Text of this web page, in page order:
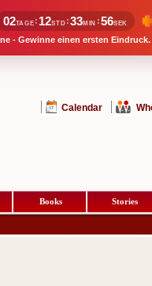
02TAGE : 12STD :33MIN :55SEK
- Gewinne einen ersten Eindruck.
Calendar
Books Stories